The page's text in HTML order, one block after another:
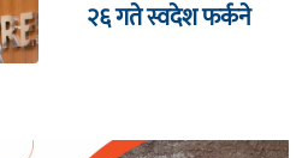
२६ गते स्वदेश फर्कने